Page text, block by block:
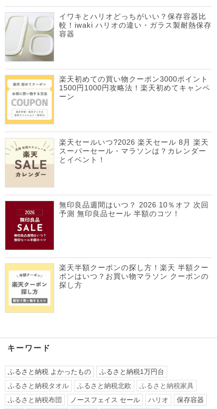
イワキとハリオどっちがいい？保存容器比
較！iwaki ハリオの違い・ガラス製耐熱保存
容器
楽天初めての買い物クーポン3000ポイント
1500円1000円攻略法！楽天初めてキャンペ
ーン
楽天セールいつ?2026 楽天セール 8月 楽天
スーパーセール・マラソンは？カレンダー
とイベント！
無印良品週間はいつ？ 2026 10％オフ 次回
予測 無印良品セール 半額のコツ！
楽天半額クーポンの探し方！楽天 半額クー
ポンはいつ？お買い物マラソン クーポンの
探し方
キーワード
ふるさと納税 よかったもの
ふるさと納税1万円台
ふるさと納税タオル
ふるさと納税北欧
ふるさと納税家具
ふるさと納税布団
ノースフェイス セール ハリオ
保存容器